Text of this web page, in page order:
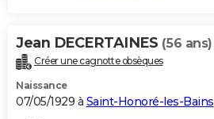
Jean DECERTAINES (56 ans)
Créer une cagnotte obsèques
Naissance
07/05/1929 à Saint-Honoré-les-Bains